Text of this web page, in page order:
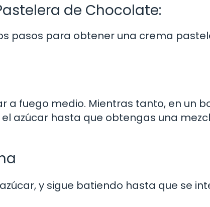
de Chocolate:
pasos para obtener una crema
a fuego medio. Mientras tanto, en un
azúcar hasta que obtengas una
y sigue batiendo hasta que se